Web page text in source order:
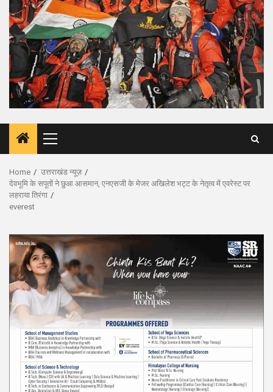
Primary
Menu
Home
उत्तराखंड न्यूज़
देवभूमि के सपूतों ने छुआ आसमान, एनएसजी के मेजर अखिलेश भट्ट के नेतृत्व में एवरेस्ट पर
लहराया तिरंगा
everest